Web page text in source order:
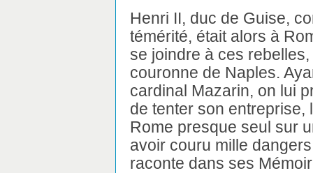
Henri II, duc de Guise,
témérité, était alors à
se joindre à ces rebelles,
couronne de Naples.
cardinal Mazarin, on lui
de tenter son entreprise,
Rome presque seul sur
avoir couru mille
raconte dans ses